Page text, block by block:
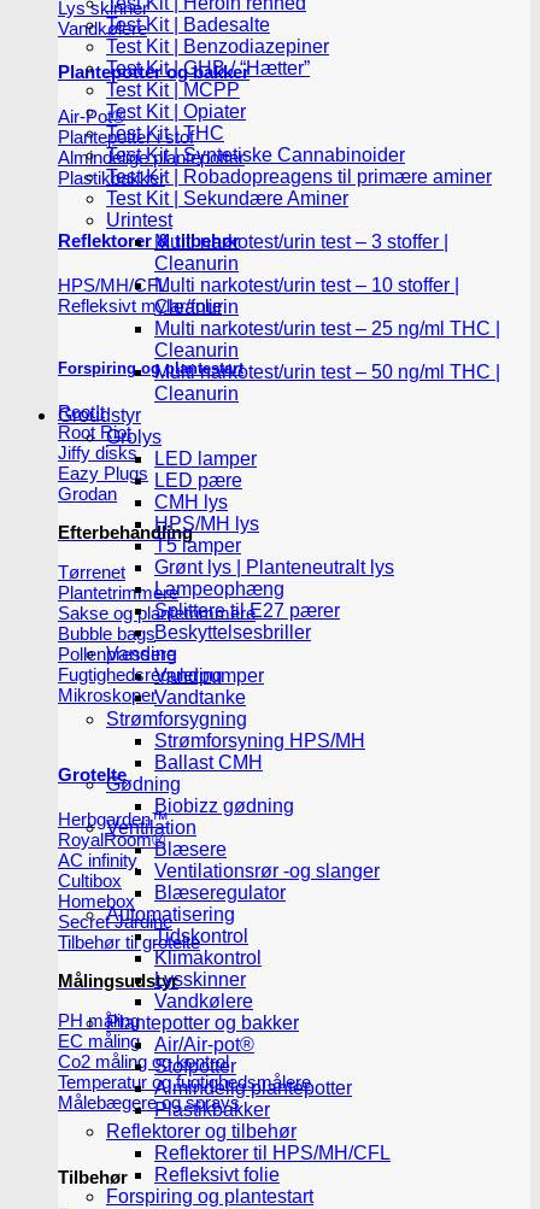
Lys skinner
Vandkølere
Plantepotter og bakker
Air-Pot®
Plantepotter i stof
Almindelige plantepotter
Plastikbakker
Reflektorer & tilbehør
HPS/MH/CFL
Refleksivt mylar/folie
Forspiring og plantestart
Root!t
Root Riot
Jiffy disks
Eazy Plugs
Grodan
Efterbehandling
Tørrenet
Plantetrimmere
Sakse og plantetrimmere
Bubble bags
Pollenpressere
Fugtighedsregulering
Mikroskoper
Grotelte
Herbgarden™
RoyalRoom®
AC infinity
Cultibox
Homebox
Secret Jardine
Tilbehør til grotelte
Målingsudstyr
PH måling
EC måling
Co2 måling og kontrol
Temperatur og fugtighedsmålere
Målebægere og sprays
Tilbehør
Test Kit | Badesalte
Test Kit | Benzodiazepiner
Test Kit | GHB / “Hætter”
Test Kit | MCPP
Test Kit | Opiater
Test Kit | THC
Test Kit | Syntetiske Cannabinoider
Test Kit | Robadopreagens til primære aminer
Test Kit | Sekundære Aminer
Urintest
Multi narkotest/urin test – 3 stoffer |
Cleanurin
Multi narkotest/urin test – 10 stoffer |
Cleanurin
Multi narkotest/urin test – 25 ng/ml THC |
Cleanurin
Multi narkotest/urin test – 50 ng/ml THC |
Cleanurin
Groudstyr
Grolys
LED lamper
LED pære
CMH lys
HPS/MH lys
T5 lamper
Grønt lys | Planteneutralt lys
Lampeophæng
Splittere til E27 pærer
Beskyttelsesbriller
Vanding
Vandpumper
Vandtanke
Strømforsygning
Strømforsyning HPS/MH
Ballast CMH
Gødning
Biobizz gødning
Ventilation
Blæsere
Ventilationsrør -og slanger
Blæseregulator
Automatisering
Tidskontrol
Klimakontrol
Lysskinner
Vandkølere
Plantepotter og bakker
Air/Air-pot®
Stofpotter
Almindelig plantepotter
Plastikbakker
Reflektorer og tilbehør
Reflektorer til HPS/MH/CFL
Refleksivt folie
Forspiring og plantestart